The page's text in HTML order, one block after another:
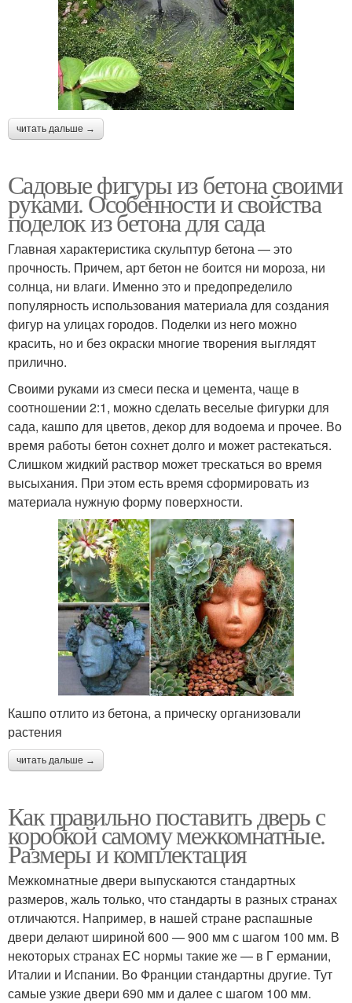
читать дальше →
Садовые фигуры из бетона своими
руками. Особенности и свойства
поделок из бетона для сада
Главная характеристика скульптур бетона — это
прочность. Причем, арт бетон не боится ни мороза, ни
солнца, ни влаги. Именно это и предопределило
популярность использования материала для создания
фигур на улицах городов. Поделки из него можно
красить, но и без окраски многие творения выглядят
прилично.
Своими руками из смеси песка и цемента, чаще в
соотношении 2:1, можно сделать веселые фигурки для
сада, кашпо для цветов, декор для водоема и прочее. Во
время работы бетон сохнет долго и может растекаться.
Слишком жидкий раствор может трескаться во время
высыхания. При этом есть время сформировать из
материала нужную форму поверхности.
Кашпо отлито из бетона, а прическу организовали
растения
читать дальше →
Как правильно поставить дверь с
коробкой самому межкомнатные.
Размеры и комплектация
Межкомнатные двери выпускаются стандартных
размеров, жаль только, что стандарты в разных странах
отличаются. Например, в нашей стране распашные
двери делают шириной 600 — 900 мм с шагом 100 мм. В
некоторых странах ЕС нормы такие же — в Г ермании,
Италии и Испании. Во Франции стандартны другие. Тут
самые узкие двери 690 мм и далее с шагом 100 мм.